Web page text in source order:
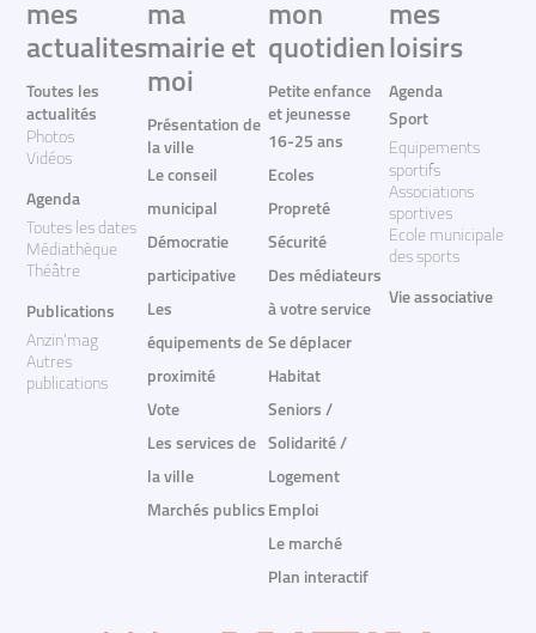
mes
actualites
Toutes les
actualités
Photos
Vidéos
Agenda
Toutes les dates
Médiathèque
Théâtre
Publications
Anzin'mag
Autres
publications
ma
mairie et
moi
Présentation de
la ville
Le conseil
municipal
Démocratie
participative
Les
équipements de
proximité
Vote
Les services de
la ville
Marchés publics
mon
quotidien
Petite enfance
et jeunesse
16-25 ans
Ecoles
Propreté
Sécurité
Des médiateurs
à votre service
Se déplacer
Habitat
Seniors /
Solidarité /
Logement
Emploi
Le marché
Plan interactif
mes
loisirs
Agenda
Sport
Equipements
sportifs
Associations
sportives
Ecole municipale
des sports
Vie associative